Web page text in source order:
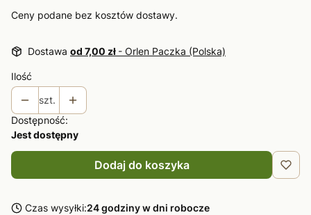
Ceny podane bez kosztów dostawy.
Dostawa od 7,00 zł - Orlen Paczka (Polska)
Ilość
szt.
Dostępność:
Jest dostępny
Dodaj do koszyka
Czas wysyłki:24 godziny w dni robocze